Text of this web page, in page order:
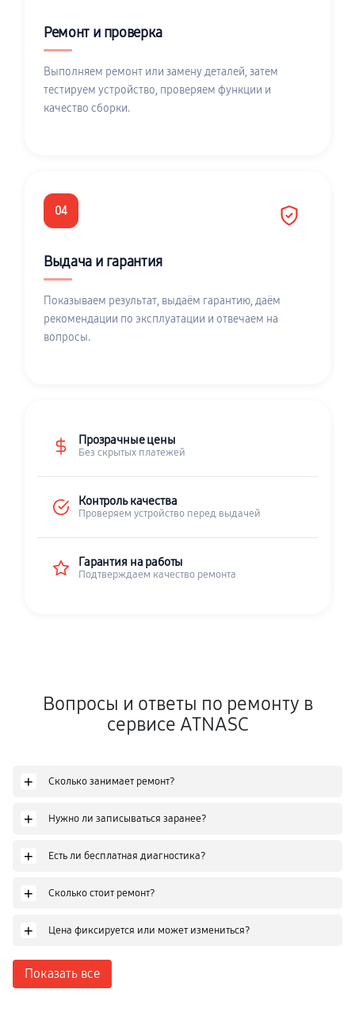
Ремонт и проверка
Выполняем ремонт или замену деталей, затем
тестируем устройство, проверяем функции и
качество сборки.
04
Выдача и гарантия
Показываем результат, выдаём гарантию, даём
рекомендации по эксплуатации и отвечаем на
вопросы.
Прозрачные цены
Без скрытых платежей
Контроль качества
Проверяем устройство перед выдачей
Гарантия на работы
Подтверждаем качество ремонта
Вопросы и ответы по ремонту в
сервисе ATNASC
+ Сколько занимает ремонт?
+ Нужно ли записываться заранее?
+ Есть ли бесплатная диагностика?
+ Сколько стоит ремонт?
+ Цена фиксируется или может измениться?
Показать все